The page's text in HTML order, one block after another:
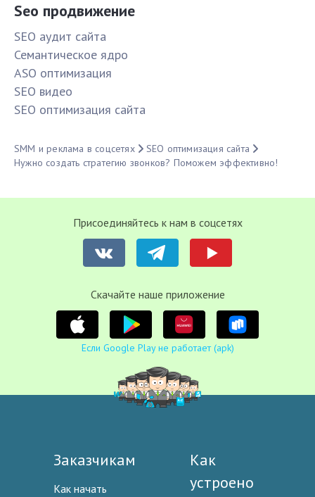
Seo продвижение
SЕО аудит сайта
Семантическое ядро
ASO оптимизация
SЕО видео
SЕО оптимизация сайта
SMM и реклама в соцсетях
SЕО оптимизация сайта
Нужно создать стратегию звонков? Поможем эффективно!
Присоединяйтесь к нам в соцсетях
Cкачайте наше приложение
Если Google Play не работает (apk)
Заказчикам
Как начать
Как
устроено